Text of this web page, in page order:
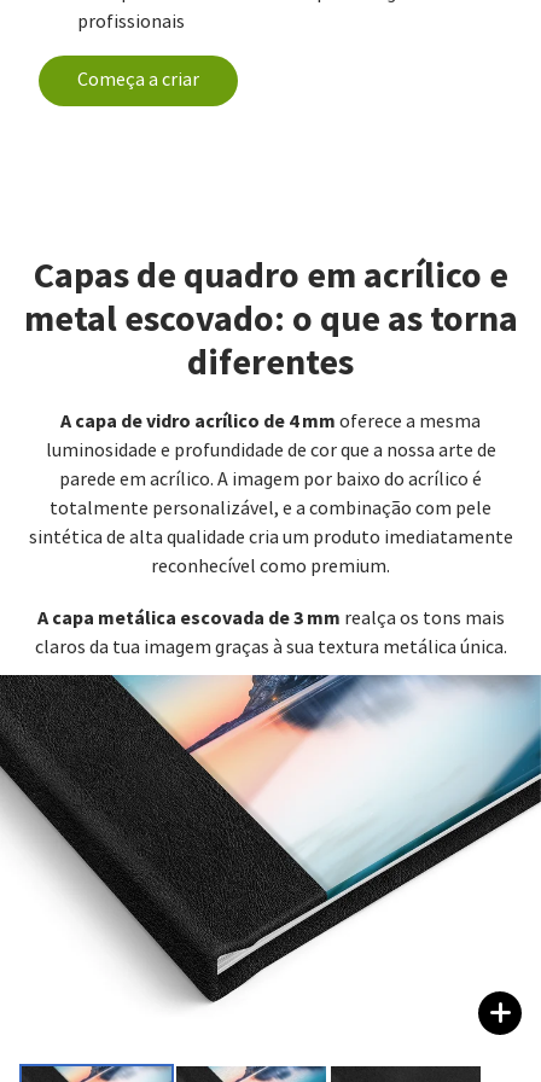
profissionais
Começa a criar
Capas de quadro em acrílico e
metal escovado: o que as torna
diferentes
A capa de vidro acrílico de 4 mm oferece a mesma
luminosidade e profundidade de cor que a nossa arte de
parede em acrílico. A imagem por baixo do acrílico é
totalmente personalizável, e a combinação com pele
sintética de alta qualidade cria um produto imediatamente
reconhecível como premium.
A capa metálica escovada de 3 mm realça os tons mais
claros da tua imagem graças à sua textura metálica única.